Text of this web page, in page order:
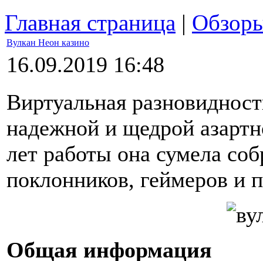
Главная страница |
Вулкан Неон казино
16.09.2019 16:48
Виртуальная
надежной и щедрой
лет работы она сумела
поклонников, геймеров и
Общая информация